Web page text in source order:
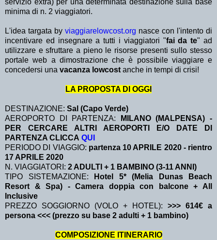
servizio extra)per una determinata destinazione sulla base
minima di n. 2 viaggiatori.
L'idea targata by viaggiarelowcost.org nasce con l'intento di
incentivare ed insegnare a tutti i viaggiatori "fai da te" ad
utilizzare e sfruttare a pieno le risorse presenti sullo stesso
portale web a dimostrazione che è possibile viaggiare e
concedersi una vacanza lowcost anche in tempi di crisi!
LA PROPOSTA DI OGGI
DESTINAZIONE: Sal (Capo Verde)
AEROPORTO DI PARTENZA:
MILANO (MALPENSA) -
PER CERCARE ALTRI AEROPORTI E/O DATE DI
PARTENZA CLICCA QUI
PERIODO DI VIAGGIO: partenza 10 APRILE 2020 - rientro
17 APRILE 2020
N. VIAGGIATORI: 2 ADULTI + 1 BAMBINO (3-11 ANNI)
TIPO SISTEMAZIONE:
Hotel 5* (Melia Dunas Beach
Resort & Spa) - Camera doppia con balcone + All
Inclusive
PREZZO SOGGIORNO (VOLO + HOTEL): >>> 614€ a
persona <<< (prezzo su base 2 adulti + 1 bambino)
COMPOSIZIONE ITINERARIO